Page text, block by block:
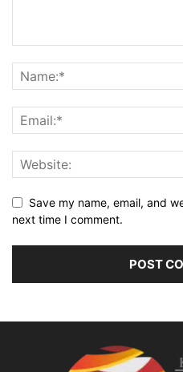
Save my name, email, and
next time I comment.